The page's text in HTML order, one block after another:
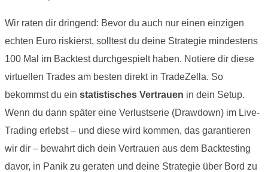
Wir raten dir dringend: Bevor du auch nur einen einzigen
echten Euro riskierst, solltest du deine Strategie mindestens
100 Mal im Backtest durchgespielt haben. Notiere dir diese
virtuellen Trades am besten direkt in TradeZella. So
bekommst du ein statistisches Vertrauen in dein Setup.
Wenn du dann später eine Verlustserie (Drawdown) im Live-
Trading erlebst – und diese wird kommen, das garantieren
wir dir – bewahrt dich dein Vertrauen aus dem Backtesting
davor, in Panik zu geraten und deine Strategie über Bord zu